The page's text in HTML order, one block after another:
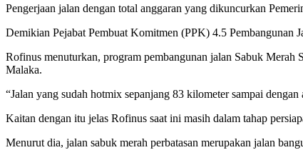
Pengerjaan jalan dengan total anggaran yang dikuncurkan
Demikian Pejabat Pembuat Komitmen (PPK) 4.5 Pembangunan
Rofinus menuturkan, program pembangunan jalan Sabuk
Malaka.
“Jalan yang sudah hotmix sepanjang 83 kilometer sampai
Kaitan dengan itu jelas Rofinus saat ini masih dalam tahap
Menurut dia, jalan sabuk merah perbatasan merupakan jalan